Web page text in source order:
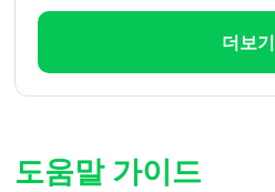
더보기
도움말 가이드